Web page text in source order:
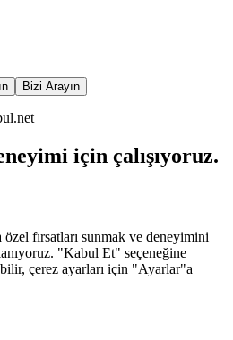
Bizi Arayın
için çalışıyoruz.
özel fırsatları sunmak ve deneyimini
"Kabul Et" seçeneğine
çerez ayarları için "Ayarlar"a